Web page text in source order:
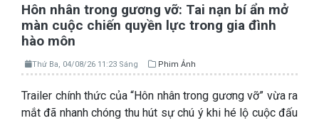
Hôn nhân trong gương vỡ: Tai nạn bí ẩn mở
màn cuộc chiến quyền lực trong gia đình
hào môn
Thứ Ba, 04/08/26 11:23 Sáng Phim Ảnh
Trailer chính thức của “Hôn nhân trong gương vỡ” vừa ra
mắt đã nhanh chóng thu hút sự chú ý khi hé lộ cuộc đấu